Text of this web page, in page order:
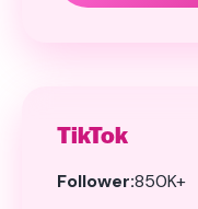
TikTok
Follower:850K+